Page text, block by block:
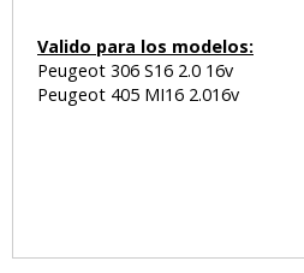
Valido para los modelos:
Peugeot 306 S16 2.0 16v
Peugeot 405 MI16 2.016v